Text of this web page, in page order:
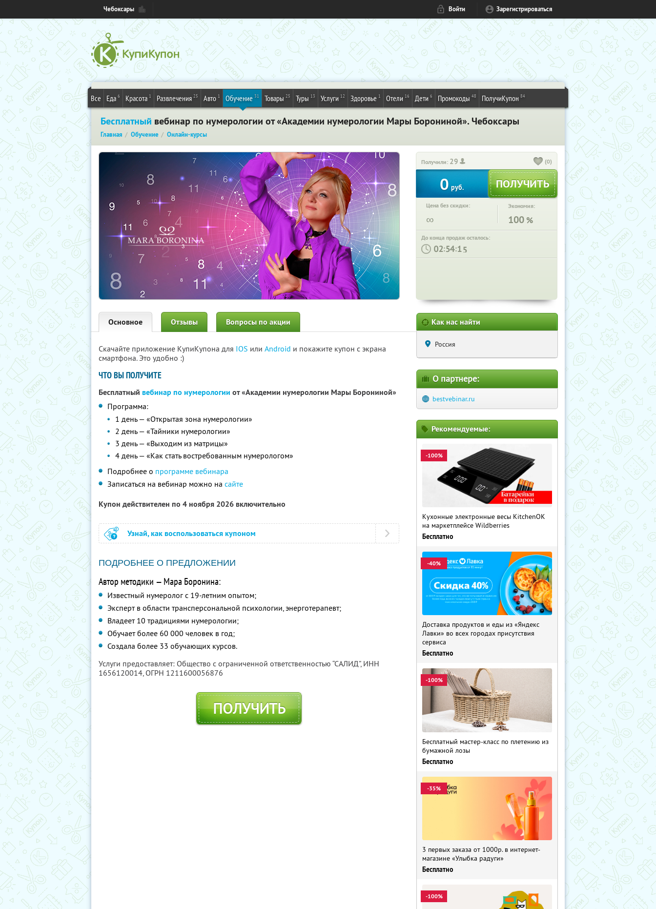
Чебоксары Войти Зарегистрироваться
Все Еда 6 Красота 1 Развлечения 25 Авто 1 Обучение 31 Товары 25 Туры 13 Услуги 12 Здоровье 1 Отели 16 Дети 6 Промокоды 48 ПолучиКупон 84
Бесплатный вебинар по нумерологии от «Академии нумерологии Мары Борониной». Чебоксары
Главная Обучение Онлайн-курсы
Получили: 29 (0)
0 руб.
Цена без скидки:
∞
Экономия:
100 %
До конца продаж осталось:
: :
Основное Отзывы Вопросы по акции
Скачайте приложение КупиКупона для IOS или Android и покажите купон с экрана
смартфона. Это удобно :)
ЧТО ВЫ ПОЛУЧИТЕ
Бесплатный вебинар по нумерологии от «Академии нумерологии Мары Борониной»
Программа:
1 день — «Открытая зона нумерологии»
2 день — «Тайники нумерологии»
3 день — «Выходим из матрицы»
4 день — «Как стать востребованным нумерологом»
Подробнее о программе вебинара
Записаться на вебинар можно на сайте
Купон действителен по 4 ноября 2026 включительно
Узнай, как воспользоваться купоном
ПОДРОБНЕЕ О ПРЕДЛОЖЕНИИ
Автор методики — Мара Боронина:
Известный нумеролог с 19-летним опытом;
Эксперт в области трансперсональной психологии, энерготерапевт;
Владеет 10 традициями нумерологии;
Обучает более 60 000 человек в год;
Создала более 33 обучающих курсов.
Услуги предоставляет: Общество с ограниченной ответственностью “САЛИД”, ИНН
1656120014, ОГРН 1211600056876
ПОЛУЧИТЬ
Как нас найти
Россия
О партнере:
bestvebinar.ru
Рекомендуемые:
-100%
Кухонные электронные весы KitchenOK
на маркетплейсе Wildberries
Бесплатно
-40%
Доставка продуктов и еды из «Яндекс
Лавки» во всех городах присутствия
сервиса
Бесплатно
-100%
Бесплатный мастер-класс по плетению из
бумажной лозы
Бесплатно
-35%
3 первых заказа от 1000р. в интернет-
магазине «Улыбка радуги»
Бесплатно
-100%